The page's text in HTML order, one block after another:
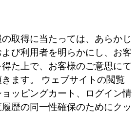
取得に当たっては、あらかじ
び利用者を明らかにし、お客
た上で、お客様のご意思にて
ます。 ウェブサイトの閲覧
ッピングカート、ログイン情
歴の同一性確保のためにクッ